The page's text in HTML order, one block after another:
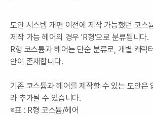
도안 시스템 개편 이전에 제작 가능했던 코스
제작 가능 헤어의 경우 'R형'으로 분류됩니다.
R형 코스튬과 헤어는 단순 분류로, 개별 캐릭
안이 존재합니다.
기존 코스튬과 헤어를 제작할 수 있는 도안은
라 추가될 수 있습니다.
※표 : R형 코스튬/헤어